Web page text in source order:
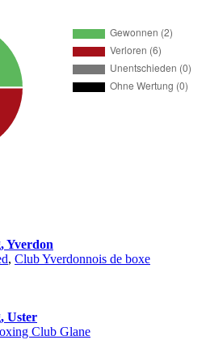
Yverdon
, Club Yverdonnois de boxe
Uster
Club Glane